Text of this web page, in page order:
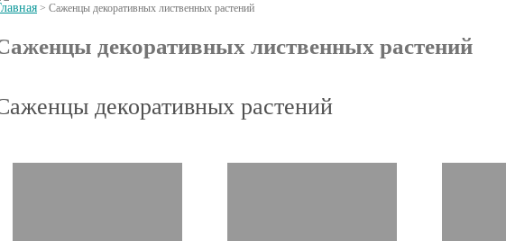
> Саженцы декоративных лиственных растений
декоративных лиственных растений
декоративных растений